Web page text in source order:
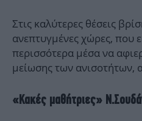
Στις καλύτερες θέσεις
ανεπτυγμένες χώρες, που
περισσότερα μέσα να
μείωσης των ανισοτήτων,
«Κακές μαθήτριες»